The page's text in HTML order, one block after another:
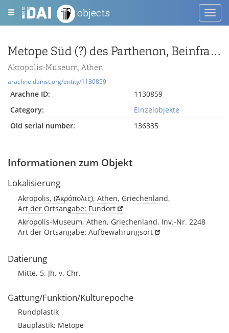
objects
Metope Süd (?) des Parthenon, Beinfragment
Akropolis-Museum, Athen
arachne.dainst.org/entity/1130859
Arachne ID:
1130859
Category:
Einzelobjekte
Old serial number:
136335
Informationen zum Objekt
Lokalisierung
Akropolis, (Ἀκρόπολις), Athen, Griechenland,
Art der Ortsangabe: Fundort
Akropolis-Museum, Athen, Griechenland, Inv.-Nr. 2248
Art der Ortsangabe: Aufbewahrungsort
Datierung
Mitte, 5. Jh. v. Chr.
Gattung/Funktion/Kulturepoche
Rundplastik
Bauplastik: Metope